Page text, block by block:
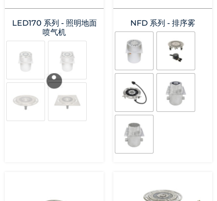
LED170 系列 - 照明地面
喷气机
NFD 系列 - 排序雾